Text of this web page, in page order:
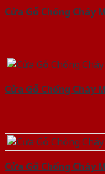
Cửa Gỗ Chống Cháy
Cửa Gỗ Chống Cháy
Cửa Gỗ Chống Cháy